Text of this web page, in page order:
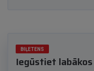
BIĻETENS
Iegūstiet